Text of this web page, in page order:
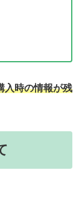
入時の情報が残